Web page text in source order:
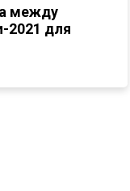
между
2021 для